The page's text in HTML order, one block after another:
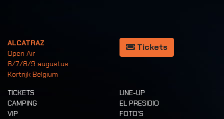
ALCATRAZ
Open Air
6/7/8/9 augustus
Kortrijk Belgium
Tickets
TICKETS
CAMPING
VIP
LINE-UP
EL PRESIDIO
FOTO'S